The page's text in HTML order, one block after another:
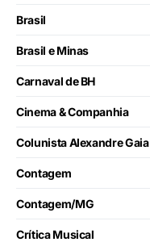
Brasil
Brasil e Minas
Carnaval de BH
Cinema & Companhia
Colunista Alexandre Gaia
Contagem
Contagem/MG
Crítica Musical